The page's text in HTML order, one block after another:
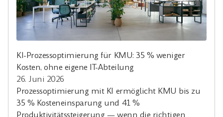
KI-Prozessoptimierung für KMU: 35 % weniger
Kosten, ohne eigene IT-Abteilung
26. Juni 2026
Prozessoptimierung mit KI ermöglicht KMU bis zu
35 % Kosteneinsparung und 41 %